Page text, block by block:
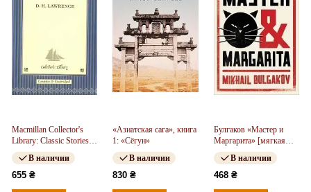
Macmillan Collector's
Library: Classic Stories
от Age of Decadence
В наличии
655 ₴
«Азиатская сага», книга
1: «Сёгун»
В наличии
830 ₴
Булгаков «Мастер и
Маргарита» [мягкая
обложка]
В наличии
468 ₴